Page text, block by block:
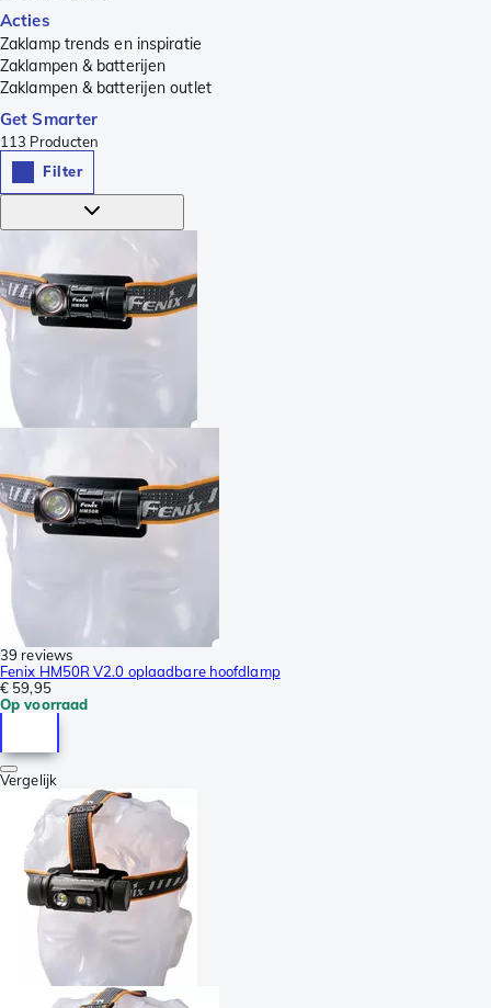
Acties
Zaklamp trends en inspiratie
Zaklampen & batterijen
Zaklampen & batterijen outlet
Get Smarter
113 Producten
Filter
39 reviews
Fenix HM50R V2.0 oplaadbare hoofdlamp
€ 59,95
Op voorraad
Vergelijk